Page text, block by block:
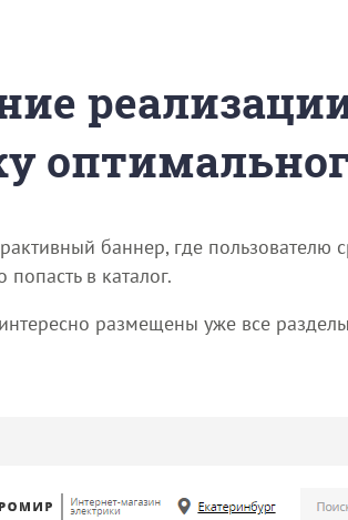
баннер, где
в каталог.
размещены уже все